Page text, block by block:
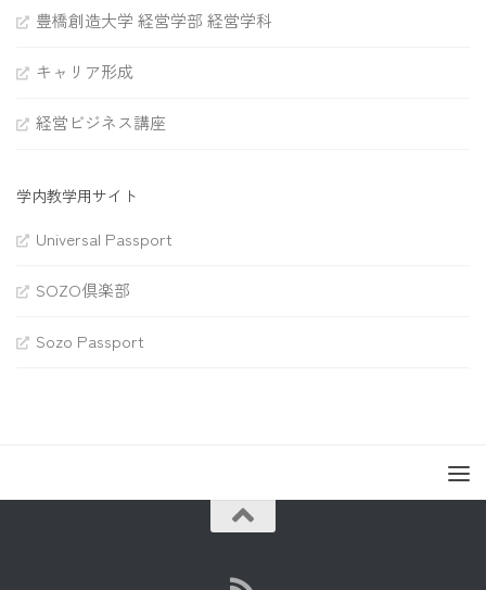
豊橋創造大学 経営学部 経営学科
キャリア形成
経営ビジネス講座
学内教学用サイト
Universal Passport
SOZO倶楽部
Sozo Passport